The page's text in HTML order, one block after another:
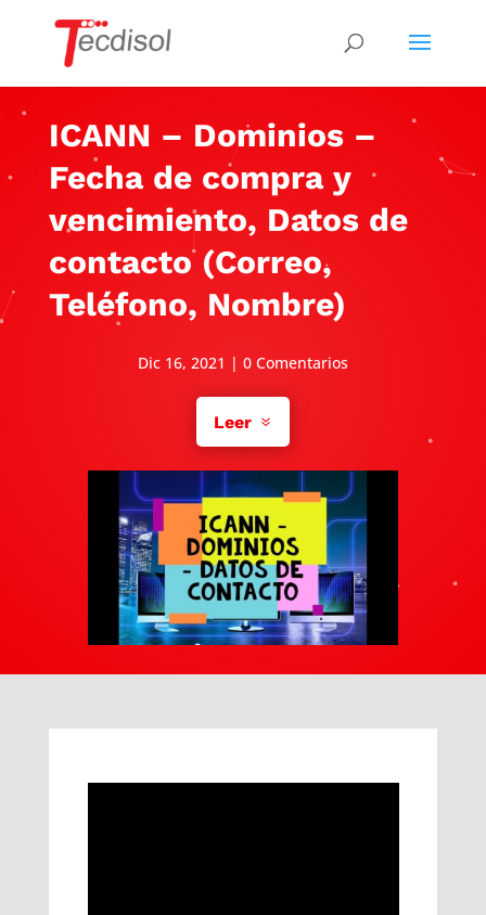
ICANN – Dominios –
Fecha de compra y
vencimiento, Datos de
contacto (Correo,
Teléfono, Nombre)
Dic 16, 2021 | 0 Comentarios
Leer